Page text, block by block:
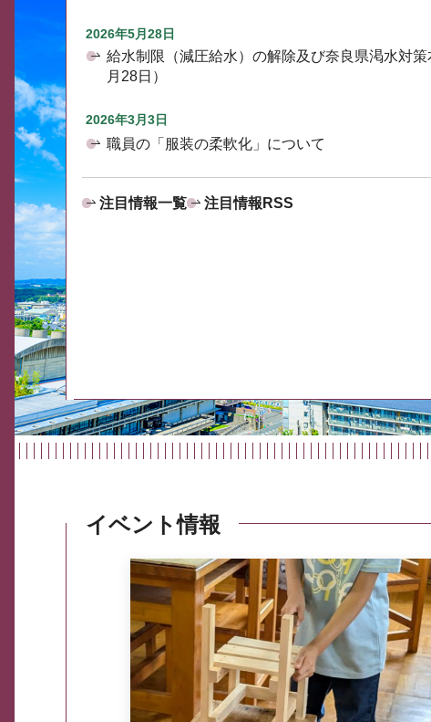
2026年5月28日
給水制限（減圧給水）の解除及び奈良県渇水対
月28日）
2026年3月3日
職員の「服装の柔軟化」について
注目情報一覧 注目情報RSS
イベント情報